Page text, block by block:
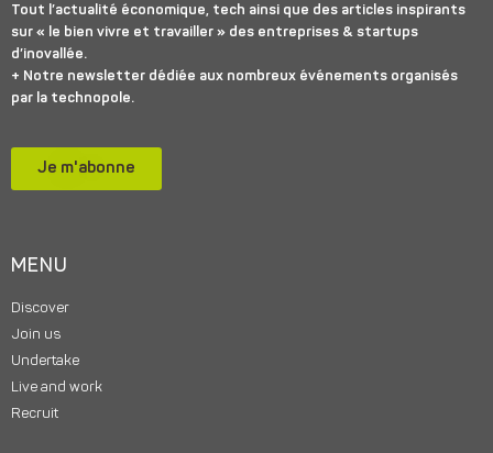
Tout l’actualité économique, tech ainsi que des articles inspirants
sur « le bien vivre et travailler » des entreprises & startups
d’inovallée.
+ Notre newsletter dédiée aux nombreux événements organisés
par la technopole.
Je m'abonne
MENU
Discover
Join us
Undertake
Live and work
Recruit